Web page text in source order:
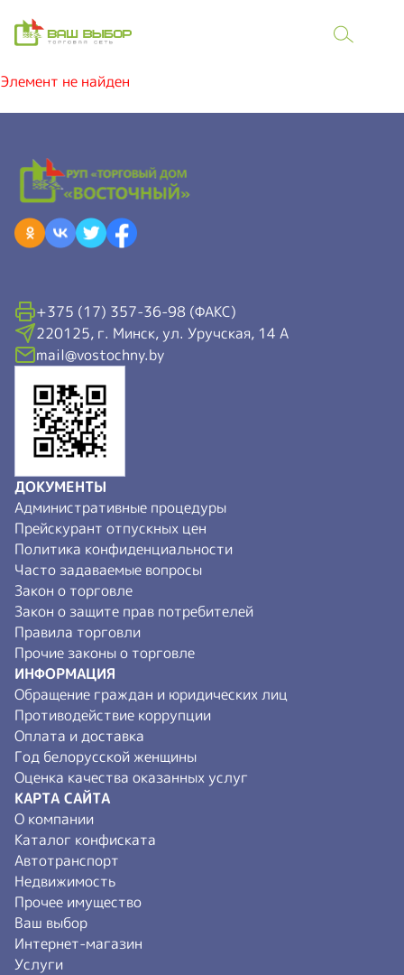
Элемент не найден
+375 (17) 357-36-98 (ФАКС)
220125, г. Минск, ул. Уручская, 14 А
mail@vostochny.by
ДОКУМЕНТЫ
Административные процедуры
Прейскурант отпускных цен
Политика конфиденциальности
Часто задаваемые вопросы
Закон о торговле
Закон о защите прав потребителей
Правила торговли
Прочие законы о торговле
ИНФОРМАЦИЯ
Обращение граждан и юридических лиц
Противодействие коррупции
Оплата и доставка
Год белорусской женщины
Оценка качества оказанных услуг
КАРТА САЙТА
О компании
Каталог конфиската
Автотранспорт
Недвижимость
Прочее имущество
Ваш выбор
Интернет-магазин
Услуги